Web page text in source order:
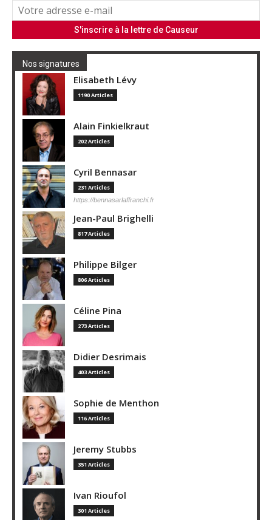
Nos signatures
Elisabeth Lévy
1190 Articles
Alain Finkielkraut
202 Articles
Cyril Bennasar
231 Articles
https://bennasarlaffranchi.fr
Jean-Paul Brighelli
817 Articles
Philippe Bilger
806 Articles
Céline Pina
273 Articles
Didier Desrimais
403 Articles
Sophie de Menthon
116 Articles
Jeremy Stubbs
351 Articles
Ivan Rioufol
301 Articles